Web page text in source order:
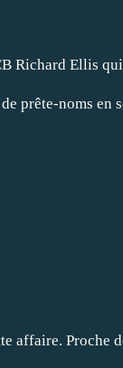
Ellis
noms
affaire.